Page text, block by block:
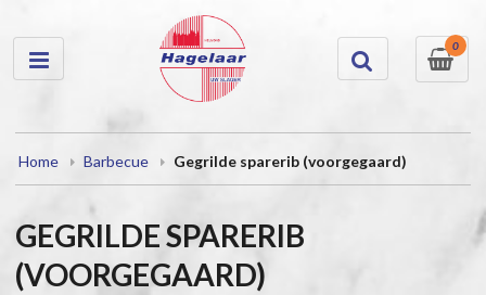
0
Home Barbecue Gegrilde sparerib (voorgegaard)
GEGRILDE SPARERIB
(VOORGEGAARD)